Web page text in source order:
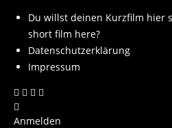
Du willst deinen Kurzfilm hier
short film here?
Datenschutzerklärung
Impressum
Anmelden